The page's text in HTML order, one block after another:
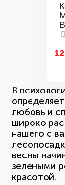
В
любовь и
широко
нашего с
весны
зелеными
красотой.